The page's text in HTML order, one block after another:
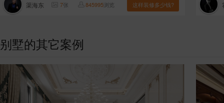
渠海东 7张 845995浏览 这样装修多少钱?
别墅的其它案例